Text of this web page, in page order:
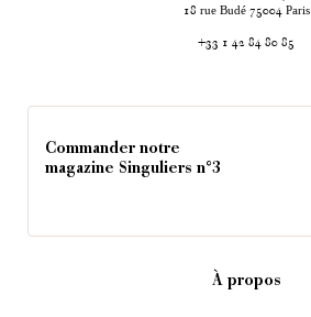
18 rue Budé 75004 Paris
+33 1 42 84 80 85
Commander notre
magazine Singuliers n°3
À propos